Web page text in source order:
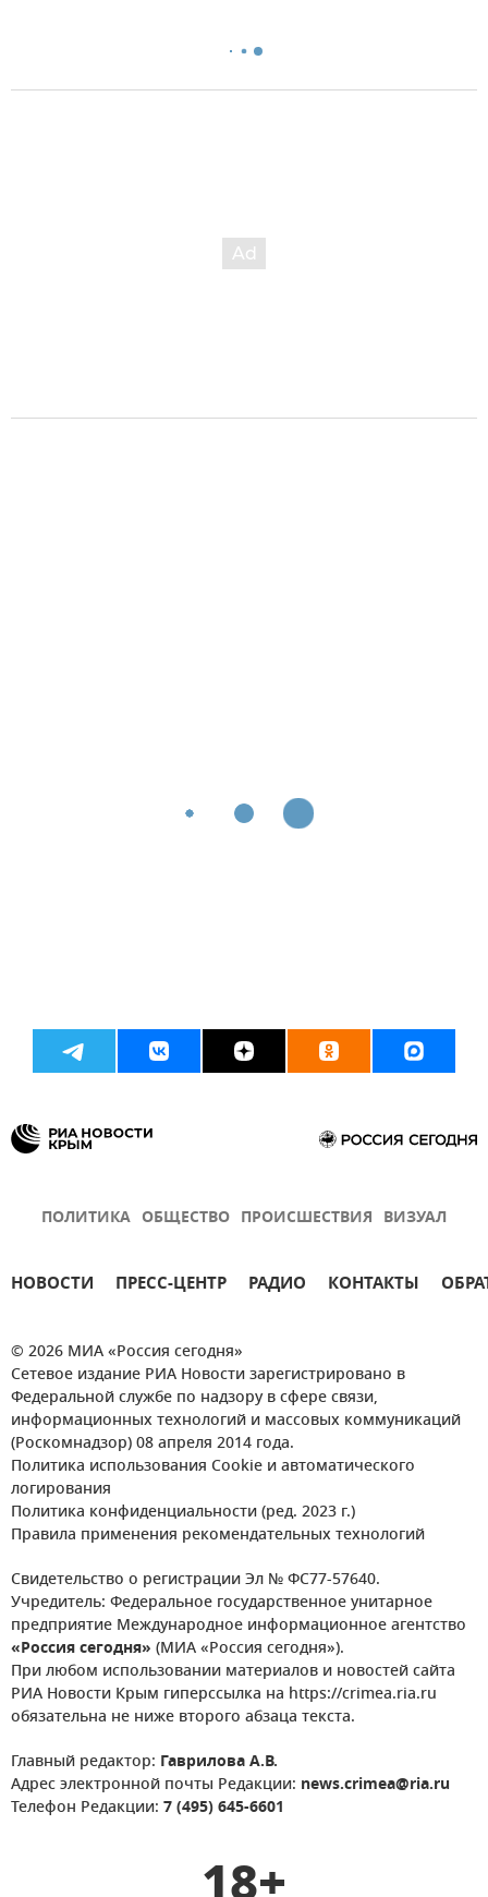
ПОЛИТИКА ОБЩЕСТВО ПРОИСШЕСТВИЯ ВИЗУАЛ
НОВОСТИ ПРЕСС-ЦЕНТР РАДИО КОНТАКТЫ
© 2026 МИА «Россия сегодня»
Сетевое издание РИА Новости зарегистрировано в
Федеральной службе по надзору в сфере связи,
информационных технологий и массовых коммуникаций
(Роскомнадзор) 08 апреля 2014 года.
Политика использования Cookie и автоматического
логирования
Политика конфиденциальности (ред. 2023 г.)
Правила применения рекомендательных технологий
Свидетельство о регистрации Эл № ФС77-57640.
Учредитель: Федеральное государственное унитарное
предприятие Международное информационное агентство
«Россия сегодня» (МИА «Россия сегодня»).
При любом использовании материалов и новостей сайта
РИА Новости Крым гиперссылка на https://crimea.ria.ru
обязательна не ниже второго абзаца текста.
Главный редактор: Гаврилова А.В.
Адрес электронной почты Редакции: news.crimea@ria.ru
Телефон Редакции: 7 (495) 645-6601